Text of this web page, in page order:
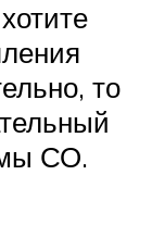
то
СО.